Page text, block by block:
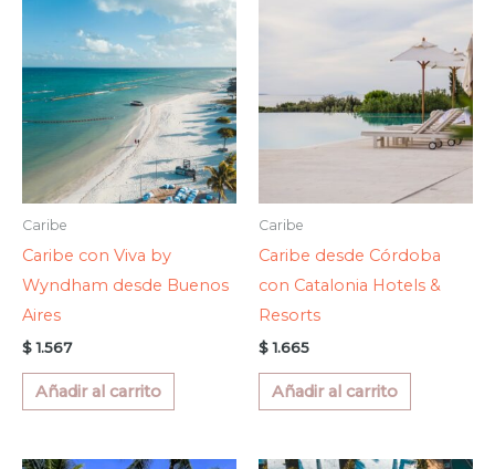
Caribe
Caribe con Viva by
Wyndham desde Buenos
Aires
$1.567
Añadir al carrito
Caribe
Caribe desde Córdoba
con Catalonia Hotels &
Resorts
$1.665
Añadir al carrito